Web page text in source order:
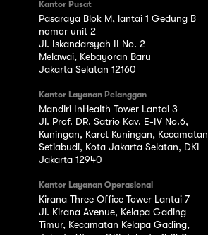
Kantor Pusat
Pasaraya Blok M, lantai 1 Gedung B
nomor unit 2
Jl. Iskandarsyah II No. 2
Melawai, Kebayoran Baru
Jakarta Selatan 12160
Kantor Layanan Pelanggan
Mandiri InHealth Tower Lantai 3
Jl. Prof. DR. Satrio Kav. E-IV No.6,
Kuningan, Karet Kuningan, Kecamatan
Setiabudi, Kota Jakarta Selatan, DKI
Jakarta 12940
Kantor Layanan Operasional
Kirana Three Office Tower Lantai 7
Jl. Kirana Avenue, Kelapa Gading
Timur, Kecamatan Kelapa Gading,